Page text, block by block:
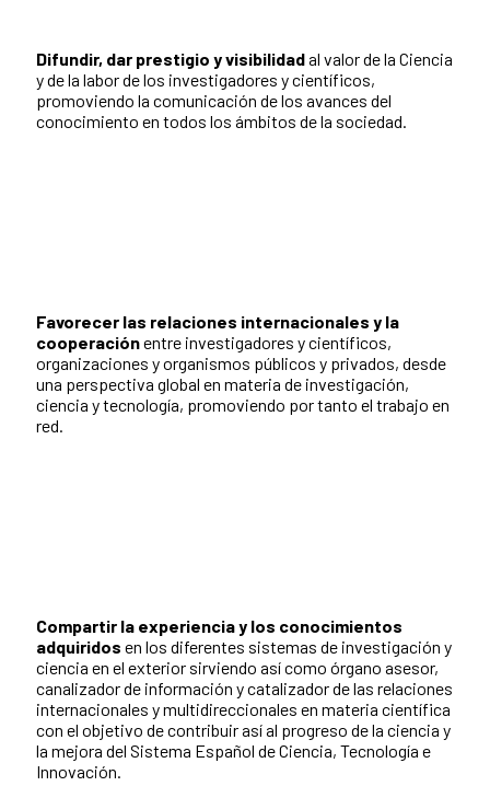
Difundir, dar prestigio y visibilidadal valor de la Ciencia
y de la labor de los investigadores y científicos,
promoviendo la comunicación de los avances del
conocimiento en todos los ámbitos de la sociedad.
Favorecer las relaciones internacionales y la
cooperaciónentre investigadores y científicos,
organizaciones y organismos públicos y privados, desde
una perspectiva global en materia de investigación,
ciencia y tecnología, promoviendo por tanto el trabajo en
red.
Compartir la experiencia y los conocimientos
adquiridos en los diferentes sistemas de investigación y
ciencia en el exterior sirviendo así como órgano asesor,
canalizador de información y catalizador de las relaciones
internacionales y multidireccionales en materia científica
con el objetivo de contribuir así al progreso de la ciencia y
la mejora del Sistema Español de Ciencia, Tecnología e
Innovación.